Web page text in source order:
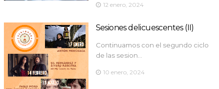
12 enero, 2024
Sesiones delicuescentes (II)
Continuamos con el segundo ciclo
de las sesion…
10 enero, 2024